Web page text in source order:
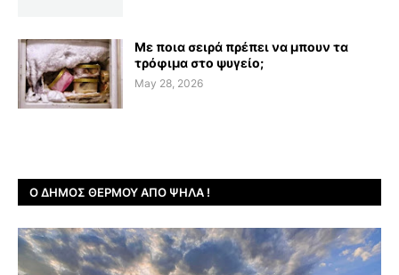
Με ποια σειρά πρέπει να μπουν τα
τρόφιμα στο ψυγείο;
May 28, 2026
Ο ΔΉΜΟΣ ΘΈΡΜΟΥ ΑΠΌ ΨΗΛΆ !